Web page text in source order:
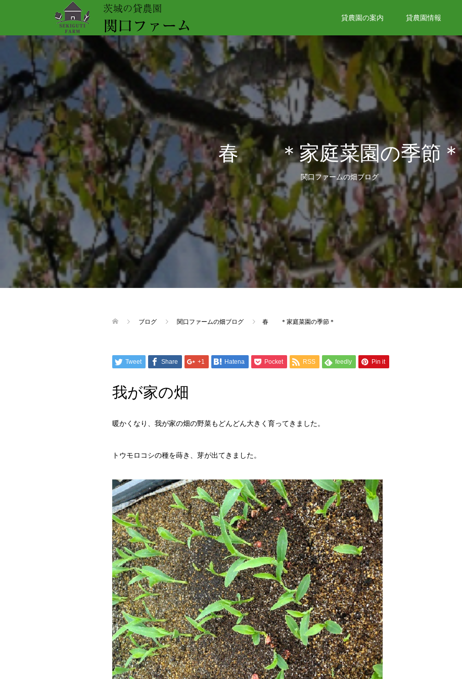
貸農園の案内 貸農園情報
春 ＊家庭菜園の季節＊
関口ファームの畑ブログ
ブログ 関口ファームの畑ブログ 春 ＊家庭菜園の季節＊
Tweet Share +1 Hatena Pocket RSS feedly Pin it
我が家の畑
暖かくなり、我が家の畑の野菜もどんどん大きく育ってきました。
トウモロコシの種を蒔き、芽が出てきました。